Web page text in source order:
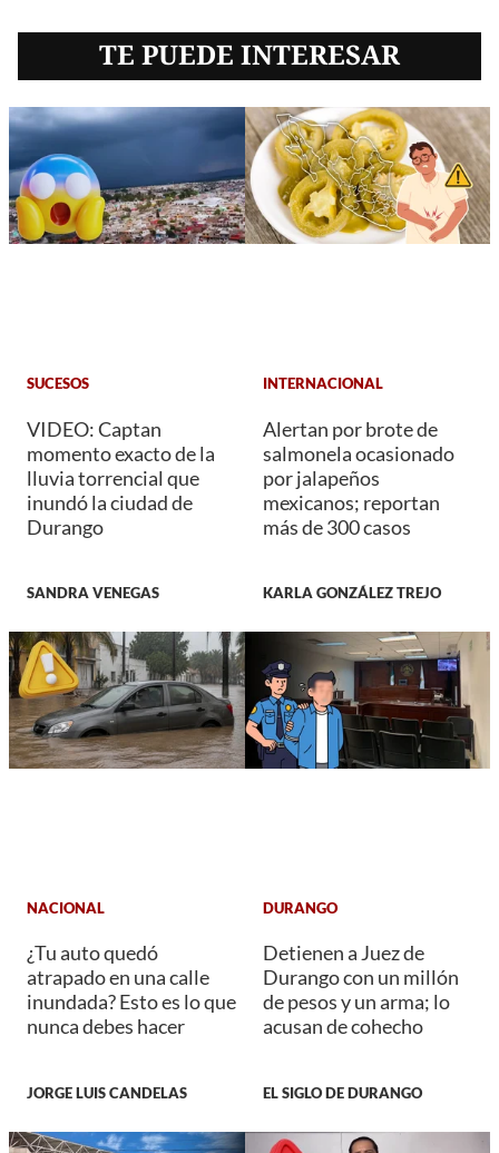
TE PUEDE INTERESAR
SUCESOS
VIDEO: Captan
momento exacto de la
lluvia torrencial que
inundó la ciudad de
Durango
SANDRA VENEGAS
INTERNACIONAL
Alertan por brote de
salmonela ocasionado
por jalapeños
mexicanos; reportan
más de 300 casos
KARLA GONZÁLEZ TREJO
NACIONAL
¿Tu auto quedó
atrapado en una calle
inundada? Esto es lo que
nunca debes hacer
JORGE LUIS CANDELAS
DURANGO
Detienen a Juez de
Durango con un millón
de pesos y un arma; lo
acusan de cohecho
EL SIGLO DE DURANGO